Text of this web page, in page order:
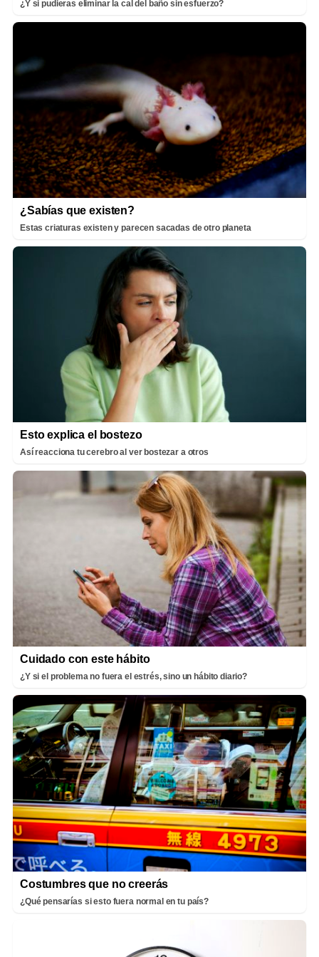
¿Y si pudieras eliminar la cal del baño sin esfuerzo?
¿Sabías que existen?
Estas criaturas existen y parecen sacadas de otro planeta
Esto explica el bostezo
Así reacciona tu cerebro al ver bostezar a otros
Cuidado con este hábito
¿Y si el problema no fuera el estrés, sino un hábito diario?
Costumbres que no creerás
¿Qué pensarías si esto fuera normal en tu país?